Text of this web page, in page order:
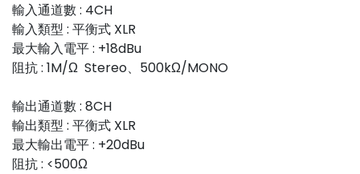
輸入通道數 : 4CH
輸入類型 : 平衡式 XLR
最大輸入電平 : +18dBu
阻抗 : 1M/Ω Stereo、500kΩ/MONO
輸出通道數 : 8CH
輸出類型 : 平衡式 XLR
最大輸出電平 : +20dBu
阻抗 : <500Ω